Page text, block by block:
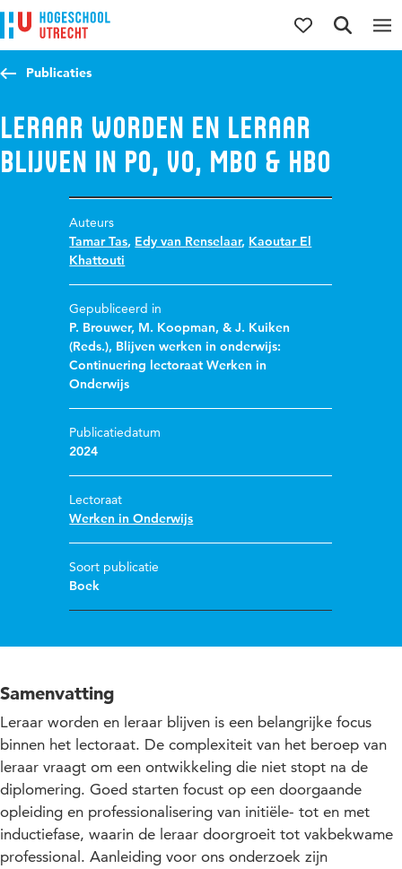
Direct naar de inhoud
Direct naar de hoofdnavigatie
Direct naar de zoekfunctie
Publicaties
Leraar worden en leraar
blijven in po, vo, mbo & hbo
Auteurs
Tamar Tas, Edy van Renselaar, Kaoutar El
Khattouti
Gepubliceerd in
P. Brouwer, M. Koopman, & J. Kuiken
(Reds.), Blijven werken in onderwijs:
Continuering lectoraat Werken in
Onderwijs
Publicatiedatum
2024
Lectoraat
Werken in Onderwijs
Soort publicatie
Boek
Samenvatting
Leraar worden en leraar blijven is een belangrijke focus
binnen het lectoraat. De complexiteit van het beroep van
leraar vraagt om een ontwikkeling die niet stopt na de
diplomering. Goed starten focust op een doorgaande
opleiding en professionalisering van initiële- tot en met
inductiefase, waarin de leraar doorgroeit tot vakbekwame
professional. Aanleiding voor ons onderzoek zijn